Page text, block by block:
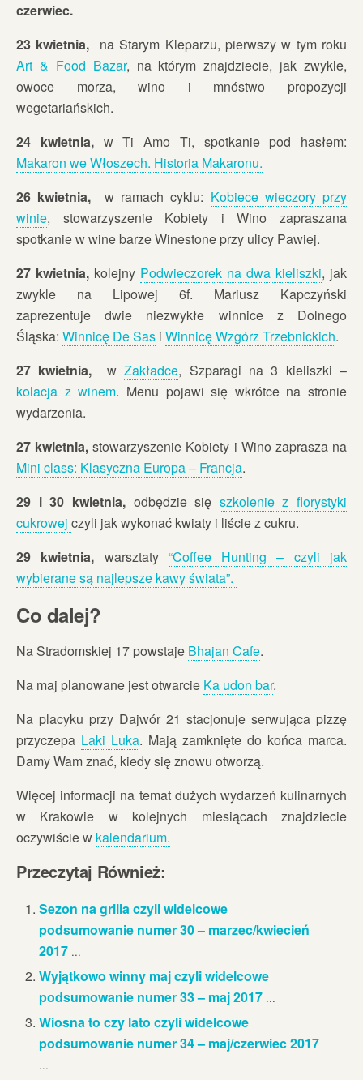
czerwiec.
23 kwietnia,
na Starym Kleparzu, pierwszy w tym roku
Art & Food Bazar, na którym znajdziecie, jak zwykle,
owoce morza, wino i mnóstwo propozycji
wegetariańskich.
24 kwietnia, w Ti Amo Ti, spotkanie pod hasłem:
Makaron we Włoszech. Historia Makaronu.
26 kwietnia,
w ramach cyklu: Kobiece wieczory przy
winie, stowarzyszenie Kobiety i Wino zapraszana
spotkanie w wine barze Winestone przy ulicy Pawiej.
27 kwietnia, kolejny Podwieczorek na dwa kieliszki, jak
zwykle na Lipowej 6f. Mariusz Kapczyński
zaprezentuje dwie niezwykłe winnice z Dolnego
Śląska: Winnicę De Sas i Winnicę Wzgórz Trzebnickich.
27 kwietnia,
wZakładce, Szparagi na 3 kieliszki –
kolacja z winem. Menu pojawi się wkrótce na stronie
wydarzenia.
27 kwietnia,stowarzyszenie Kobiety i Wino zaprasza na
Mini class: Klasyczna Europa – Francja.
29 i 30 kwietnia, odbędzie się szkolenie z florystyki
cukrowej czyli jak wykonać kwiaty i liście z cukru.
29 kwietnia, warsztaty “Coffee Hunting – czyli jak
wybierane są najlepsze kawy świata”.
Co dalej?
Na Stradomskiej 17 powstaje Bhajan Cafe.
Na maj planowane jest otwarcie Ka udon bar.
Na placyku przy Dajwór 21 stacjonuje serwująca pizzę
przyczepa Laki Luka. Mają zamknięte do końca marca.
Damy Wam znać, kiedy się znowu otworzą.
Więcej informacji na temat dużych wydarzeń kulinarnych
w Krakowie w kolejnych miesiącach znajdziecie
oczywiście w kalendarium.
Przeczytaj Również:
Sezon na grilla czyli widelcowe
podsumowanie numer 30 – marzec/kwiecień
2017 ...
Wyjątkowo winny maj czyli widelcowe
podsumowanie numer 33 – maj 2017 ...
Wiosna to czy lato czyli widelcowe
podsumowanie numer 34 – maj/czerwiec 2017
...